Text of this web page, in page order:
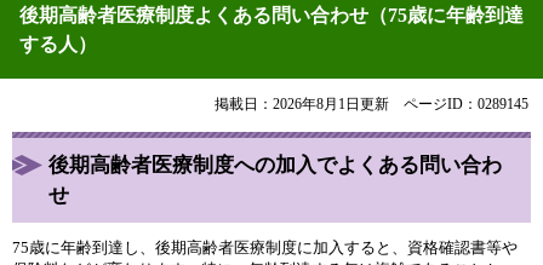
後期高齢者医療制度よくある問い合わせ（75歳に年齢到達
する人）
掲載日：2026年8月1日更新 ページID：0289145
後期高齢者医療制度への加入でよくある問い合わ
せ
75歳に年齢到達し、後期高齢者医療制度に加入すると、資格確認書等や